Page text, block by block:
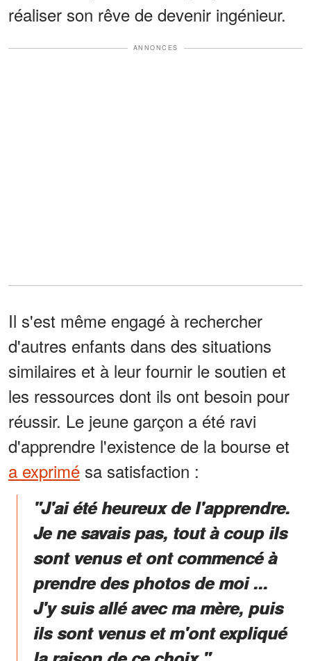
réaliser son rêve de devenir ingénieur.
ANNONCES
Il s'est même engagé à rechercher
d'autres enfants dans des situations
similaires et à leur fournir le soutien et
les ressources dont ils ont besoin pour
réussir. Le jeune garçon a été ravi
d'apprendre l'existence de la bourse et
a exprimé sa satisfaction :
"J'ai été heureux de l'apprendre.
Je ne savais pas, tout à coup ils
sont venus et ont commencé à
prendre des photos de moi ...
J'y suis allé avec ma mère, puis
ils sont venus et m'ont expliqué